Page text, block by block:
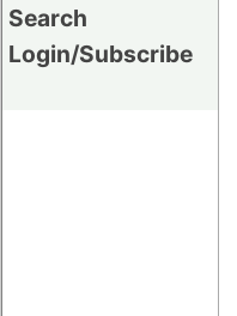
Search
Login/Subscribe